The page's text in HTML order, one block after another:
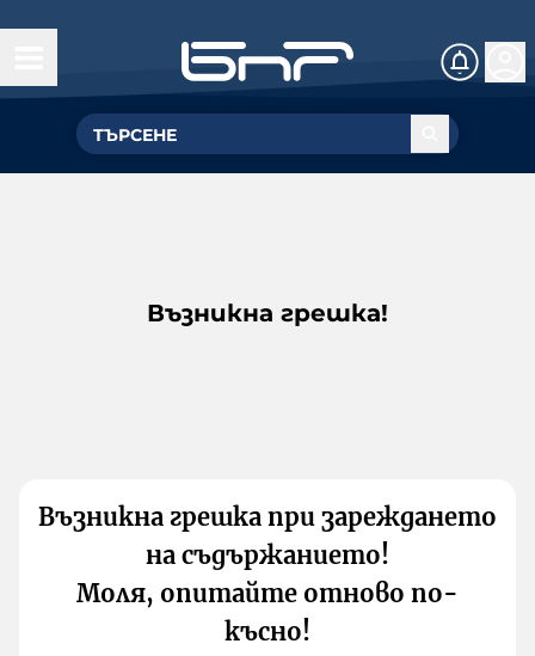
Възникна грешка!
Възникна грешка при зареждането
на съдържанието!
Моля, опитайте отново по-
късно!